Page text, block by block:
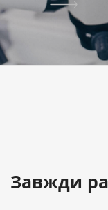
Завжди